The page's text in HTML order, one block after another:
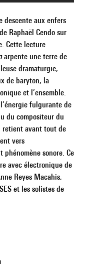
descente aux enfers
Raphaël Cendo sur
Cette lecture
arpente une terre de
dramaturgie,
de baryton, la
et l’ensemble.
fulgurante de
du compositeur du
retient avant tout de
vers
sonore. Ce
avec électronique de
Reyes Macahis,
et les solistes de